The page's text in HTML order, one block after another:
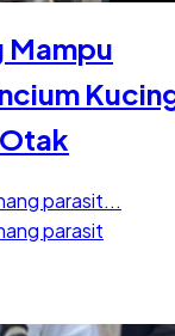
Mampu
parasit...
parasit